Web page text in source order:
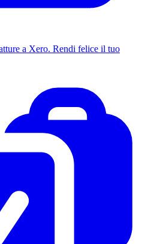
a Xero. Rendi felice il tuo